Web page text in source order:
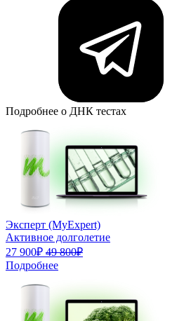
Подробнее о ДНК тестах
Эксперт (MyExpert)
Активное долголетие
27 900₽ 49 800₽
Подробнее